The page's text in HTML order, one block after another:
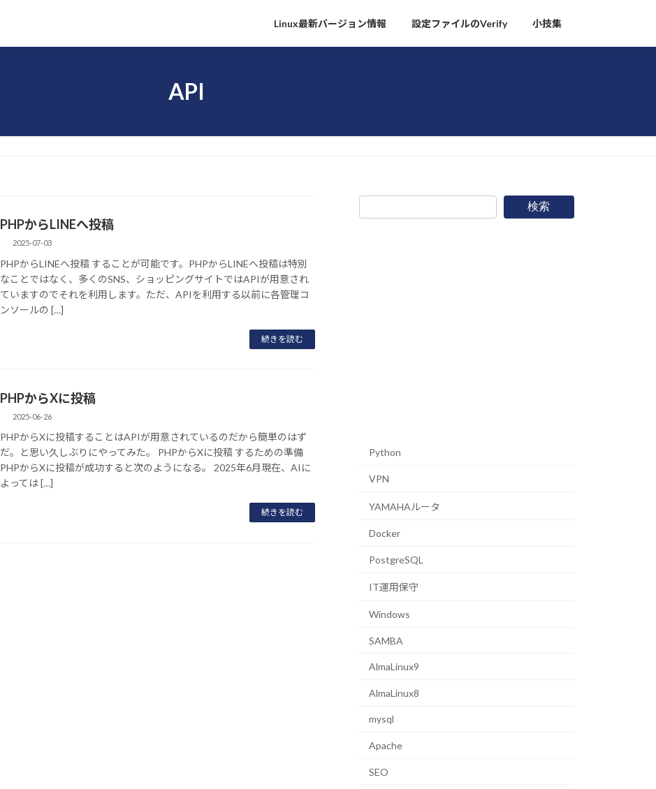
Linux最新バージョン情報 設定ファイルのVerify 小技集
API
PHPからLINEへ投稿
2025-07-03
PHPからLINEへ投稿 することが可能です。PHPからLINEへ投稿は特別
なことではなく、多くのSNS、ショッピングサイトではAPIが用意され
ていますのでそれを利用します。ただ、APIを利用する以前に各管理コ
ンソールの […]
続きを読む
PHPからXに投稿
2025-06-26
PHPからXに投稿することはAPIが用意されているのだから簡単のはず
だ。と思い久しぶりにやってみた。 PHPからXに投稿 するための準備
PHPからXに投稿が成功すると次のようになる。 2025年6月現在、AIに
よっては […]
続きを読む
検索
Python
VPN
YAMAHAルータ
Docker
PostgreSQL
IT運用保守
Windows
SAMBA
AlmaLinux9
AlmaLinux8
mysql
Apache
SEO